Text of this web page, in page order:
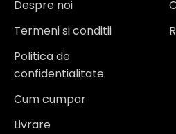
Despre noi
Termeni si conditii
Politica de
confidentialitate
Cum cumpar
Livrare